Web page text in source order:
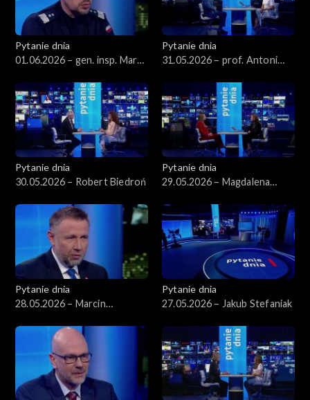
Pytanie dnia
01.06.2026 – gen. insp. Marek
Pytanie dnia
31.05.2026 – prof. Antoni
Pytanie dnia
30.05.2026 – Robert Biedroń
Pytanie dnia
29.05.2026 – Magdalena
Pytanie dnia
28.05.2026 – Marcin
Pytanie dnia
27.05.2026 – Jakub Stefaniak